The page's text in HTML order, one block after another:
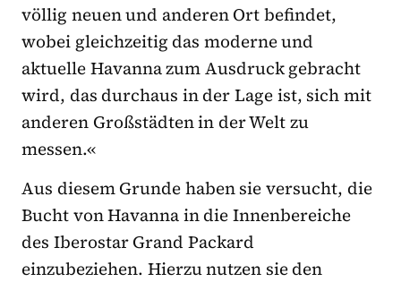
völlig neuen und anderen Ort befindet,
wobei gleichzeitig das moderne und
aktuelle Havanna zum Ausdruck gebracht
wird, das durchaus in der Lage ist, sich mit
anderen Großstädten in der Welt zu
messen.«
Aus diesem Grunde haben sie versucht, die
Bucht von Havanna in die Innenbereiche
des Iberostar Grand Packard
einzubeziehen. Hierzu nutzen sie den